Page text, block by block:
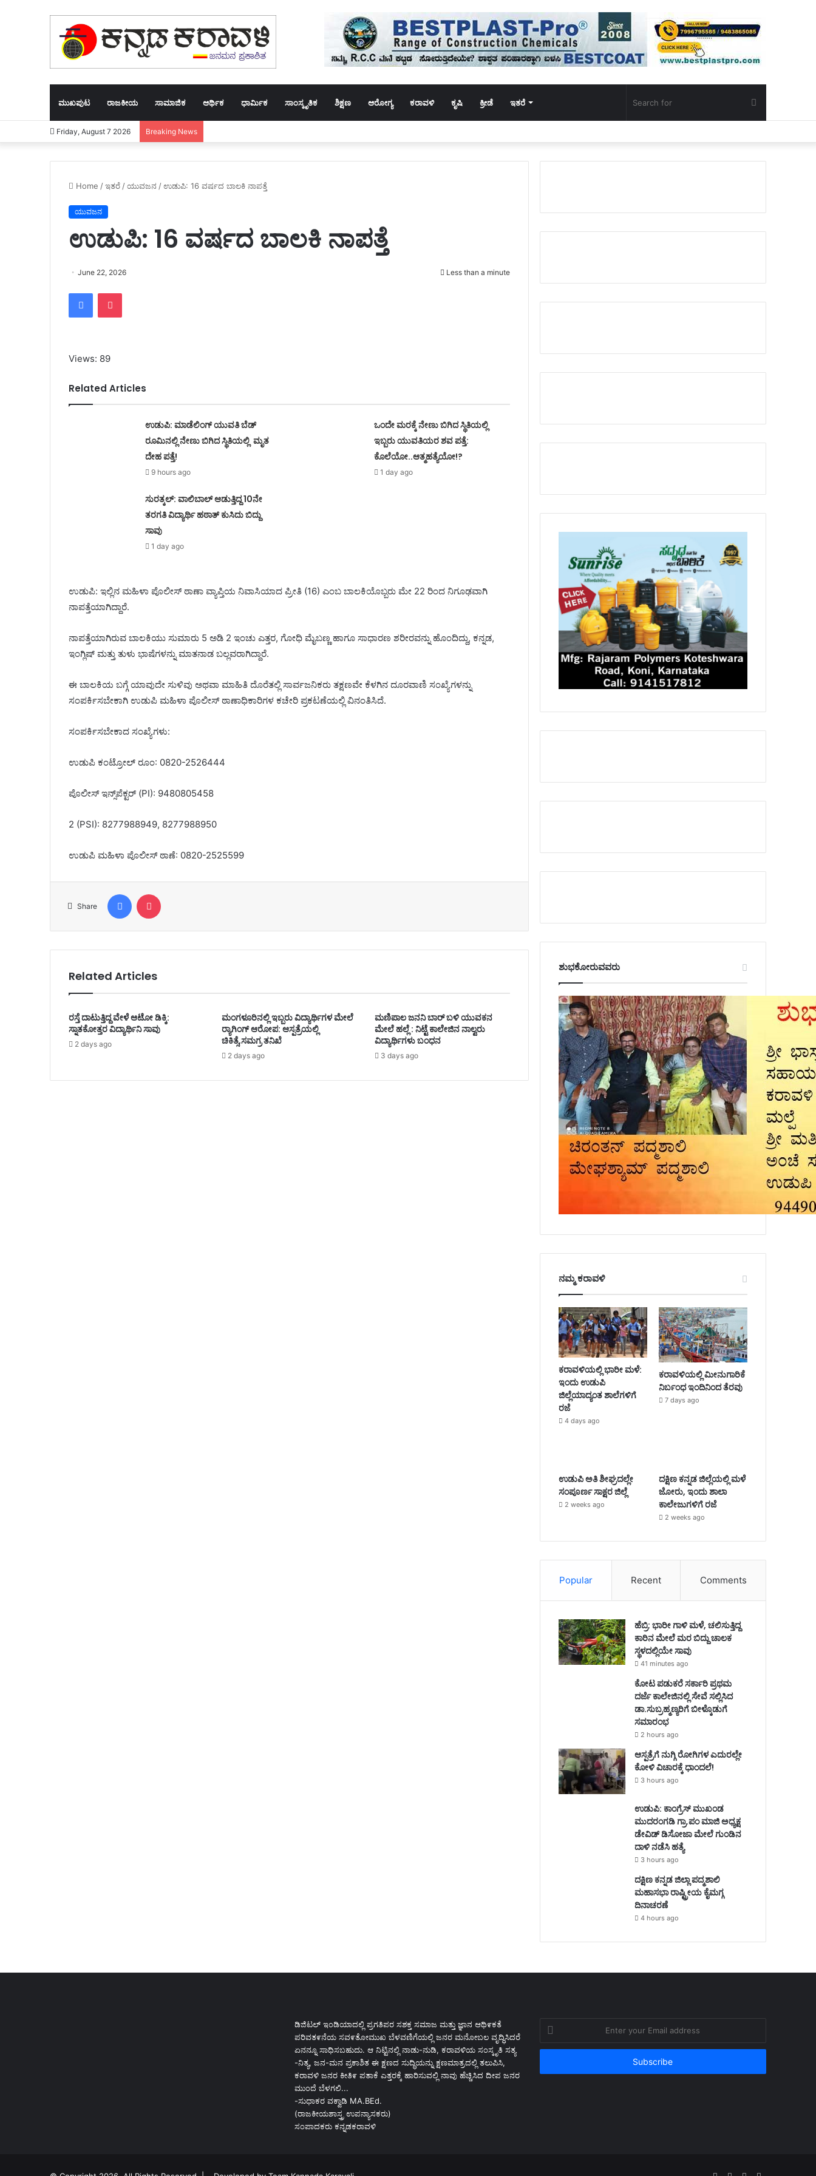
ಮುಖಪುಟ ರಾಜಕೀಯ ಸಾಮಾಜಿಕ ಆರ್ಥಿಕ ಧಾರ್ಮಿಕ ಸಾಂಸ್ಕೃತಿಕ ಶಿಕ್ಷಣ ಆರೋಗ್ಯ ಕರಾವಳಿ ಕೃಷಿ ಕ್ರೀಡೆ ಇತರೆ
Friday, August 7 2026 Breaking News
Home / ಇತರೆ / ಯುವಜನ / ಉಡುಪಿ: 16 ವರ್ಷದ ಬಾಲಕಿ ನಾಪತ್ತೆ
ಯುವಜನ
ಉಡುಪಿ: 16 ವರ್ಷದ ಬಾಲಕಿ ನಾಪತ್ತೆ
June 22, 2026 Less than a minute
FacebookPocket
Views: 89
Related Articles
ಉಡುಪಿ: ಮಾಡೆಲಿಂಗ್ ಯುವತಿ ಬೆಡ್
ರೂಮಿನಲ್ಲಿ ನೇಣು ಬಿಗಿದ ಸ್ಥಿತಿಯಲ್ಲಿ ಮೃತ
ದೇಹ ಪತ್ತೆ!
9 hours ago
ಒಂದೇ ಮರಕ್ಕೆ ನೇಣು ಬಿಗಿದ ಸ್ಥಿತಿಯಲ್ಲಿ
ಇಬ್ಬರು ಯುವತಿಯರ ಶವ ಪತ್ತೆ:
ಕೊಲೆಯೋ..ಆತ್ಮಹತ್ಯೆಯೋ!?
1 day ago
ಸುರತ್ಕಲ್: ವಾಲಿಬಾಲ್ ಆಡುತ್ತಿದ್ದ 10ನೇ
ತರಗತಿ ವಿದ್ಯಾರ್ಥಿ ಹಠಾತ್ ಕುಸಿದು ಬಿದ್ದು
ಸಾವು
1 day ago
ಉಡುಪಿ: ಇಲ್ಲಿನ ಮಹಿಳಾ ಪೊಲೀಸ್ ಠಾಣಾ ವ್ಯಾಪ್ತಿಯ ನಿವಾಸಿಯಾದ ಪ್ರೀತಿ (16) ಎಂಬ ಬಾಲಕಿಯೊಬ್ಬರು ಮೇ 22 ರಿಂದ ನಿಗೂಢವಾಗಿ
ನಾಪತ್ತೆಯಾಗಿದ್ದಾರೆ.
ನಾಪತ್ತೆಯಾಗಿರುವ ಬಾಲಕಿಯು ಸುಮಾರು 5 ಅಡಿ 2 ಇಂಚು ಎತ್ತರ, ಗೋಧಿ ಮೈಬಣ್ಣ ಹಾಗೂ ಸಾಧಾರಣ ಶರೀರವನ್ನು ಹೊಂದಿದ್ದು, ಕನ್ನಡ,
ಇಂಗ್ಲಿಷ್ ಮತ್ತು ತುಳು ಭಾಷೆಗಳನ್ನು ಮಾತನಾಡ ಬಲ್ಲವರಾಗಿದ್ದಾರೆ.
ಈ ಬಾಲಕಿಯ ಬಗ್ಗೆ ಯಾವುದೇ ಸುಳಿವು ಅಥವಾ ಮಾಹಿತಿ ದೊರೆತಲ್ಲಿ ಸಾರ್ವಜನಿಕರು ತಕ್ಷಣವೇ ಕೆಳಗಿನ ದೂರವಾಣಿ ಸಂಖ್ಯೆಗಳನ್ನು
ಸಂಪರ್ಕಿಸಬೇಕಾಗಿ ಉಡುಪಿ ಮಹಿಳಾ ಪೊಲೀಸ್ ಠಾಣಾಧಿಕಾರಿಗಳ ಕಚೇರಿ ಪ್ರಕಟಣೆಯಲ್ಲಿ ವಿನಂತಿಸಿದೆ.
ಸಂಪರ್ಕಿಸಬೇಕಾದ ಸಂಖ್ಯೆಗಳು:
ಉಡುಪಿ ಕಂಟ್ರೋಲ್ ರೂಂ: 0820-2526444
ಪೊಲೀಸ್‌ ಇನ್ಸ್‌ಪೆಕ್ಟ‌ರ್ (PI): 9480805458
2 (PSI): 8277988949, 8277988950
ಉಡುಪಿ ಮಹಿಳಾ ಪೊಲೀಸ್ ಠಾಣೆ: 0820-2525599
Share
Facebook
Related Articles
ರಸ್ತೆ ದಾಟುತ್ತಿದ್ದ ವೇಳೆ ಆಟೋ ಡಿಕ್ಕಿ:
ಸ್ನಾತಕೋತ್ತರ ವಿದ್ಯಾರ್ಥಿನಿ ಸಾವು
2 days ago
ಮಂಗಳೂರಿನಲ್ಲಿ ಇಬ್ಬರು ವಿದ್ಯಾರ್ಥಿಗಳ ಮೇಲೆ
ರ್‍ಯಾಗಿಂಗ್ ಆರೋಪ: ಆಸ್ಪತ್ರೆಯಲ್ಲಿ
ಚಿಕಿತ್ಸೆ,ಸಮಗ್ರ ತನಿಖೆ
2 days ago
ಮಣಿಪಾಲ ಜನನಿ ಬಾರ್‌ ಬಳಿ ಯುವಕನ
ಮೇಲೆ ಹಲ್ಲೆ : ನಿಟ್ಟೆ ಕಾಲೇಜಿನ ನಾಲ್ವರು
ವಿದ್ಯಾರ್ಥಿಗಳು ಬಂಧನ
3 days ago
ಶುಭಕೋರುವವರು
ನಮ್ಮ ಕರಾವಳಿ
ಕರಾವಳಿಯಲ್ಲಿ ಭಾರೀ ಮಳೆ:
ಇಂದು ಉಡುಪಿ
ಜಿಲ್ಲೆಯಾದ್ಯಂತ ಶಾಲೆಗಳಿಗೆ
ರಜೆ
4 days ago
ಕರಾವಳಿಯಲ್ಲಿ ಮೀನುಗಾರಿಕೆ
ನಿರ್ಬಂಧ ಇಂದಿನಿಂದ ತೆರವು
7 days ago
ಉಡುಪಿ ಅತಿ ಶೀಘ್ರದಲ್ಲೇ
ಸಂಪೂರ್ಣ ಸಾಕ್ಷರ ಜಿಲ್ಲೆ
2 weeks ago
ದಕ್ಷಿಣ ಕನ್ನಡ ಜಿಲ್ಲೆಯಲ್ಲಿ ಮಳೆ
ಜೋರು, ಇಂದು ಶಾಲಾ
ಕಾಲೇಜುಗಳಿಗೆ ರಜೆ
2 weeks ago
Popular Recent Comments
ಹೆಬ್ರಿ: ಭಾರೀ ಗಾಳಿ ಮಳೆ, ಚಲಿಸುತ್ತಿದ್ದ
ಕಾರಿನ ಮೇಲೆ ಮರ ಬಿದ್ದು ಚಾಲಕ
ಸ್ಥಳದಲ್ಲಿಯೇ ಸಾವು
41 minutes ago
ಕೋಟ ಪಡುಕರೆ ಸರ್ಕಾರಿ ಪ್ರಥಮ
ದರ್ಜೆ ಕಾಲೇಜಿನಲ್ಲಿ ಸೇವೆ ಸಲ್ಲಿಸಿದ
ಡಾ.ಸುಬ್ರಹ್ಮಣ್ಯರಿಗೆ ಬೀಳ್ಕೊಡುಗೆ
ಸಮಾರಂಭ
2 hours ago
ಆಸ್ಪತ್ರೆಗೆ ನುಗ್ಗಿ ರೋಗಿಗಳ ಎದುರಲ್ಲೇ
ಕೋಳಿ ವಿಚಾರಕ್ಕೆ ಧಾಂದಲೆ!
3 hours ago
ಉಡುಪಿ: ಕಾಂಗ್ರೆಸ್‌ ಮುಖಂಡ
ಮುದರಂಗಡಿ ಗ್ರಾ.ಪಂ ಮಾಜಿ ಅಧ್ಯಕ್ಷ
ಡೇವಿಡ್‌ ಡಿಸೋಜಾ ಮೇಲೆ ಗುಂಡಿನ
ದಾಳಿ ನಡೆಸಿ ಹತ್ಯೆ
3 hours ago
ದಕ್ಷಿಣ ಕನ್ನಡ ಜಿಲ್ಲಾ ಪದ್ಮಶಾಲಿ
ಮಹಾಸಭಾ ರಾಷ್ಟ್ರೀಯ ಕೈಮಗ್ಗ
ದಿನಾಚರಣೆ
4 hours ago
ಡಿಜಿಟಲ್ ಇಂಡಿಯಾದಲ್ಲಿ ಪ್ರಗತಿಪರ ಸಶಕ್ತ ಸಮಾಜ ಮತ್ತು ಜ್ಞಾನ ಆಥಿ೯ಕತೆ
ಪರಿವತ೯ನೆಯ ಸವ೯ತೋಮುಖ ಬೆಳವಣಿಗೆಯಲ್ಲಿ ಜನರ ಮನೋಬಲ ವೃದ್ಧಿಸಿದರೆ
ಏನನ್ನೂ ಸಾಧಿಸಬಹುದು. ಆ ನಿಟ್ಟಿನಲ್ಲಿ ನಾಡು-ನುಡಿ, ಕರಾವಳಿಯ ಸಂಸ್ಕೃತಿ ಸತ್ಯ
-ನಿತ್ಯ, ಜನ-ಮನ ಪ್ರಕಾಶಿತ ಈ ಕ್ಷಣದ ಸುದ್ಧಿಯನ್ನು ಕ್ಷಣಮಾತ್ರದಲ್ಲಿ ತಲುಪಿಸಿ,
ಕರಾವಳಿ ಜನರ ಕೀತಿ೯ ಪತಾಕೆ ಎತ್ತರಕ್ಕೆ ಹಾರಿಸುವಲ್ಲಿ ನಾವು ಹೆಚ್ಚಿಸಿದ ದೀಪ ಜನರ
ಮುಂದೆ ಬೆಳಗಲಿ...
-ಸುಧಾಕರ ವಕ್ವಾಡಿ MA.BEd.
(ರಾಜಕೀಯಶಾಸ್ತ್ರ ಉಪನ್ಯಾಸಕರು)
ಸಂಪಾದಕರು ಕನ್ನಡಕರಾವಳಿ
your
Email